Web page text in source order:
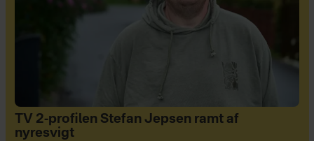
TV 2-profilen Stefan Jepsen ramt af
nyresvigt